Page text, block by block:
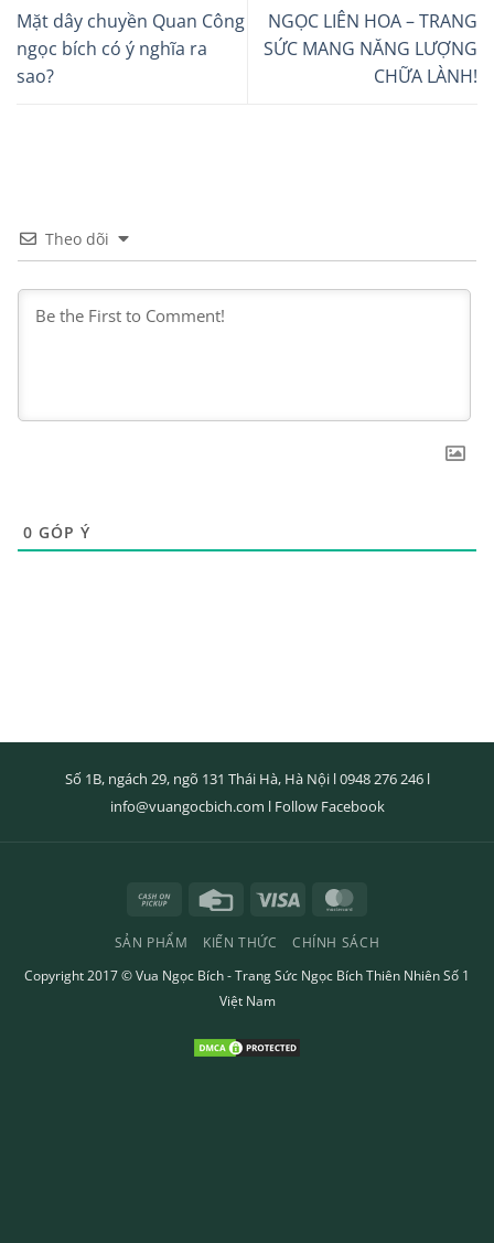
Mặt dây chuyền Quan Công
ngọc bích có ý nghĩa ra
sao?
NGỌC LIÊN HOA – TRANG
SỨC MANG NĂNG LƯỢNG
CHỮA LÀNH!
Theo dõi
0 GÓP Ý
Số 1B, ngách 29, ngõ 131 Thái Hà, Hà Nội l0948 276 246l
info@vuangocbich.com l Follow Facebook
Cash
Pickup
Credit
Visa
SẢN PHẨM KIẾN THỨC CHÍNH SÁCH
Copyright 2017 © Vua Ngọc Bích - Trang Sức Ngọc Bích Thiên Nhiên Số 1
Việt Nam